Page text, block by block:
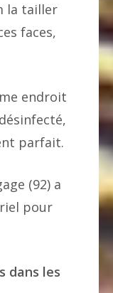
la tailler
faces,
endroit
parfait.
(92) a
pour
dans les